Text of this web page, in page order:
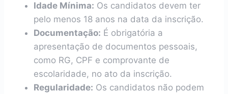
Idade Mínima: Os candidatos devem ter
pelo menos 18 anos na data da inscrição.
Documentação: É obrigatória a
apresentação de documentos pessoais,
como RG, CPF e comprovante de
escolaridade, no ato da inscrição.
Regularidade: Os candidatos não podem